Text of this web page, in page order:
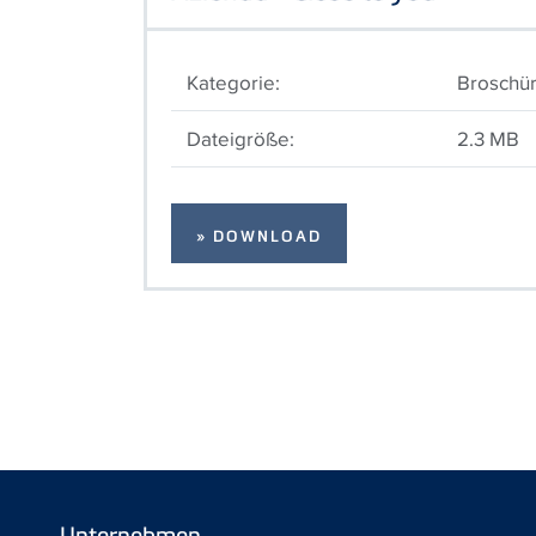
Kategorie:
Dateigröße:
2.3 MB
» DOWNLOAD